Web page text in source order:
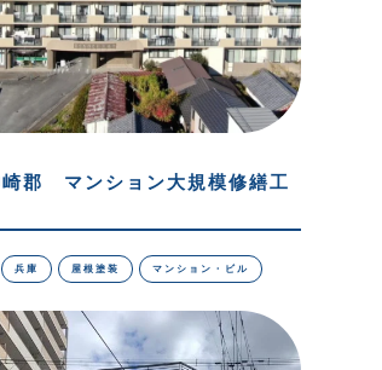
崎郡 マンション大規模修繕工
兵庫 屋根塗装 マンション・ビル